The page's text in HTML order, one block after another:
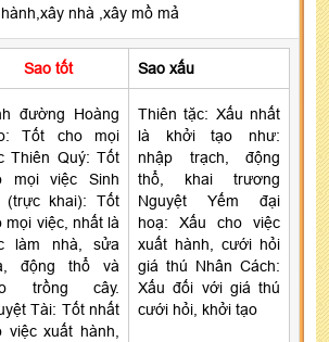
nhà ,xây mồ mả
Sao tốt Sao xấu
đường Hoàng
Tốt cho mọi
Thiên Quý: Tốt
mọi việc Sinh
(trực khai): Tốt
mọi việc, nhất là
làm nhà, sửa
động thổ và
trồng cây.
Tài: Tốt nhất
việc xuất hành,
Thiên tặc: Xấu nhất
là khởi tạo như:
nhập trạch, động
thổ, khai trương
Nguyệt Yếm đại
hoạ: Xấu cho việc
xuất hành, cưới hỏi
giá thú Nhân Cách:
Xấu đối với giá thú
cưới hỏi, khởi tạo